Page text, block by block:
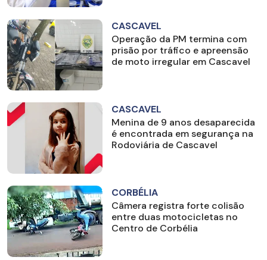
CASCAVEL
Operação da PM termina com
prisão por tráfico e apreensão
de moto irregular em Cascavel
CASCAVEL
Menina de 9 anos desaparecida
é encontrada em segurança na
Rodoviária de Cascavel
CORBÉLIA
Câmera registra forte colisão
entre duas motocicletas no
Centro de Corbélia